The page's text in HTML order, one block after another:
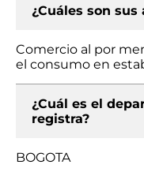
¿Cuáles son
Comercio al por
el consumo en
¿Cuál es el
registra?
BOGOTA